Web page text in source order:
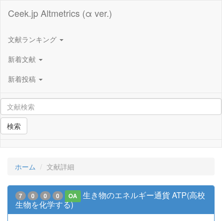
Ceek.jp Altmetrics (α ver.)
文献ランキング
新着文献
新着投稿
検索
ホーム 文献詳細
7 0 0 0 OA
生き物のエネルギー通貨 ATP(高校
生物を化学する)